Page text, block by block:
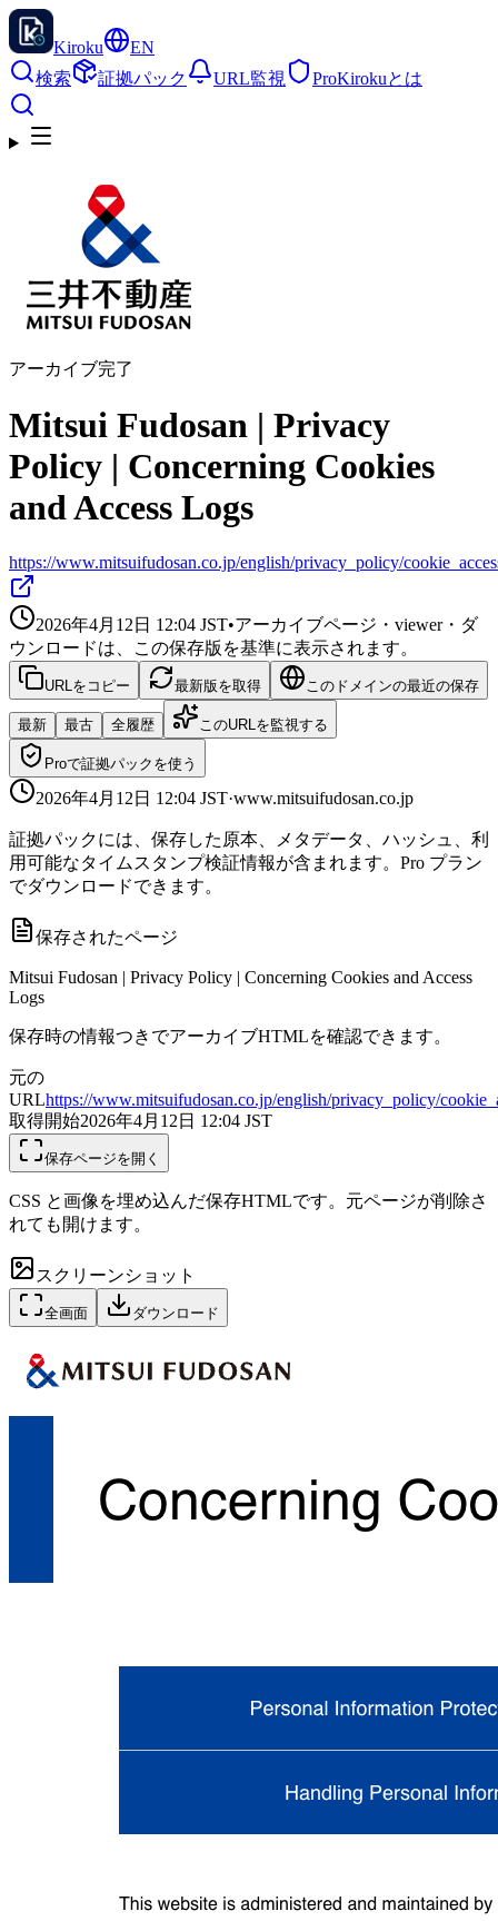
Kiroku
EN
検索
証拠パック URL監視 ProKirokuとは
アーカイブ完了
Mitsui Fudosan | Privacy
Policy | Concerning Cookies
and Access Logs
https://www.mitsuifudosan.co.jp/english/privacy_policy/
2026年4月12日 12:04 JST•アーカイブページ・viewer・ダ
ウンロードは、この保存版を基準に表示されます。
URLをコピー 最新版を取得 このドメインの最近の保存
最新 最古 全履歴 このURLを監視する
Proで証拠パックを使う
2026年4月12日 12:04 JST·www.mitsuifudosan.co.jp
証拠パックには、保存した原本、メタデータ、ハッシュ、利
用可能なタイムスタンプ検証情報が含まれます。Pro プラン
でダウンロードできます。
保存されたページ
Mitsui Fudosan | Privacy Policy | Concerning Cookies and Access
Logs
保存時の情報つきでアーカイブHTMLを確認できます。
元の
URLhttps://www.mitsuifudosan.co.jp/english/privacy_policy/
取得開始2026年4月12日 12:04 JST
保存ページを開く
CSS と画像を埋め込んだ保存HTMLです。元ページが削除さ
れても開けます。
スクリーンショット
全画面 ダウンロード